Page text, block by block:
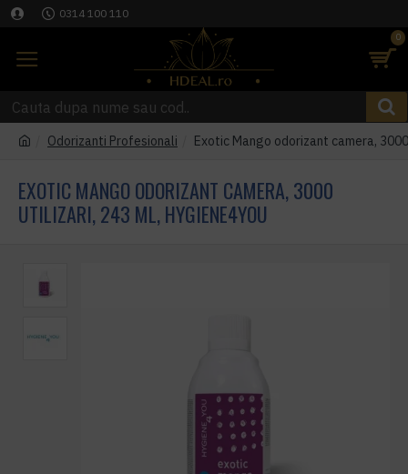
0314 100 110
0
Odorizanti Profesionali Exotic Mango odorizant camera,
EXOTIC MANGO ODORIZANT CAMERA, 3000
UTILIZARI, 243 ML, HYGIENE4YOU